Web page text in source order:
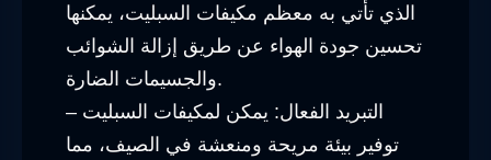
الذي تأتي به معظم مكيفات السبليت، يمكنها
تحسين جودة الهواء عن طريق إزالة الشوائب
والجسيمات الضارة.
– التبريد الفعال: يمكن لمكيفات السبليت
توفير بيئة مريحة ومنعشة في الصيف، مما